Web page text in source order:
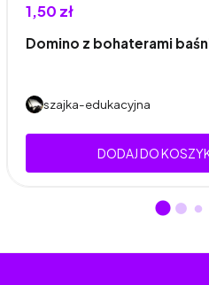
1,50 zł
Domino z bohaterami
szajka-edukacyjna
DODAJ DO